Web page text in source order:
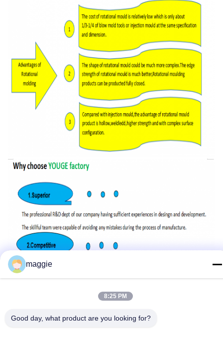
maggie
8:25 PM
Good day, what product are you looking for?